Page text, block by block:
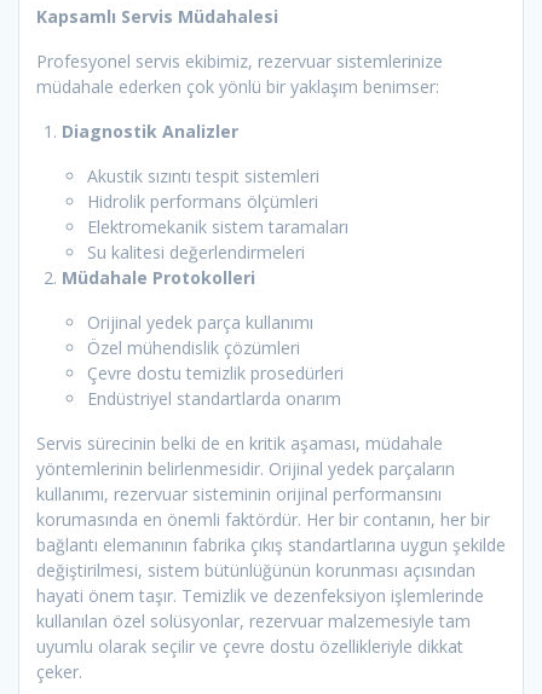
Kapsamlı Servis Müdahalesi
Profesyonel servis ekibimiz, rezervuar sistemlerinize
müdahale ederken çok yönlü bir yaklaşım benimser:
Diagnostik Analizler
Akustik sızıntı tespit sistemleri
Hidrolik performans ölçümleri
Elektromekanik sistem taramaları
Su kalitesi değerlendirmeleri
Müdahale Protokolleri
Orijinal yedek parça kullanımı
Özel mühendislik çözümleri
Çevre dostu temizlik prosedürleri
Endüstriyel standartlarda onarım
Servis sürecinin belki de en kritik aşaması, müdahale
yöntemlerinin belirlenmesidir. Orijinal yedek parçaların
kullanımı, rezervuar sisteminin orijinal performansını
korumasında en önemli faktördür. Her bir contanın, her bir
bağlantı elemanının fabrika çıkış standartlarına uygun şekilde
değiştirilmesi, sistem bütünlüğünün korunması açısından
hayati önem taşır. Temizlik ve dezenfeksiyon işlemlerinde
kullanılan özel solüsyonlar, rezervuar malzemesiyle tam
uyumlu olarak seçilir ve çevre dostu özellikleriyle dikkat
çeker.